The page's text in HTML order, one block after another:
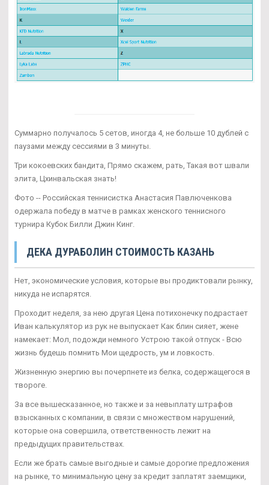
Суммарно получалось 5 сетов, иногда 4, не больше 10 дублей с
паузами между сессиями в 3 минуты.
Три кокоевских бандита, Прямо скажем, рать, Такая вот швали
элита, Цхинвальская знать!
Фото -- Российская теннисистка Анастасия Павлюченкова
одержала победу в матче в рамках женского теннисного
турнира Кубок Билли Джин Кинг.
ДЕКА ДУРАБОЛИН СТОИМОСТЬ КАЗАНЬ
Нет, экономические условия, которые вы продиктовали рынку,
никуда не испарятся.
Проходит неделя, за нею другая Цена потихонечку подрастает
Иван калькулятор из рук не выпускает Как блин сияет, жене
намекает: Мол, подожди немного Устрою такой отпуск - Всю
жизнь будешь помнить Мои щедрость, ум и ловкость.
Жизненную энергию вы почерпнете из белка, содержащегося в
твороге.
За все вышесказанное, но также и за невыплату штрафов
взысканных с компании, в связи с множеством нарушений,
которые она совершила, ответственность лежит на
предыдущих правительствах.
Если же брать самые выгодные и самые дорогие предложения
на рынке, то минимальную цену за кредит заплатят заемщики,